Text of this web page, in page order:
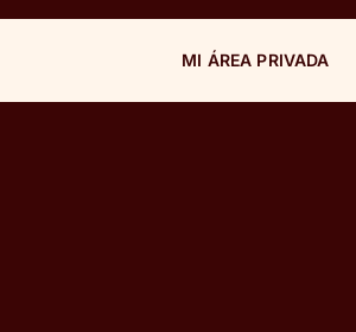
MI ÁREA PRIVADA